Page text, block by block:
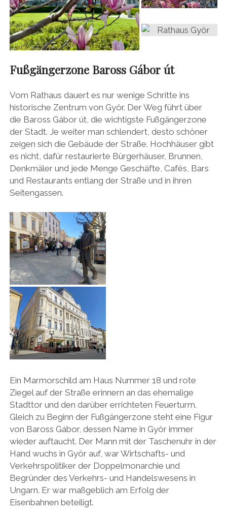
Fußgängerzone Baross Gábor út
Vom Rathaus dauert es nur wenige Schritte ins
historische Zentrum von Györ. Der Weg führt über
die Baross Gábor út, die wichtigste Fußgängerzone
der Stadt. Je weiter man schlendert, desto schöner
zeigen sich die Gebäude der Straße. Hochhäuser gibt
es nicht, dafür restaurierte Bürgerhäuser, Brunnen,
Denkmäler und jede Menge Geschäfte, Cafés, Bars
und Restaurants entlang der Straße und in ihren
Seitengassen.
Ein Marmorschild am Haus Nummer 18 und rote
Ziegel auf der Straße erinnern an das ehemalige
Stadttor und den darüber errichteten Feuerturm.
Gleich zu Beginn der Fußgängerzone steht eine Figur
von Baross Gábor, dessen Name in Györ immer
wieder auftaucht. Der Mann mit der Taschenuhr in der
Hand wuchs in Györ auf, war Wirtschafts- und
Verkehrspolitiker der Doppelmonarchie und
Begründer des Verkehrs- und Handelswesens in
Ungarn. Er war maßgeblich am Erfolg der
Eisenbahnen beteiligt.